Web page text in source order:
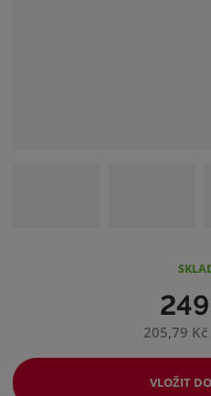
205,79 Kč
VLOŽIT